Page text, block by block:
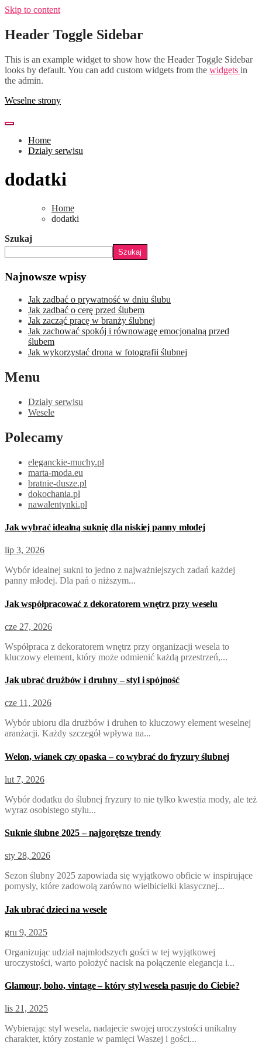
Skip to content
Header Toggle Sidebar
This is an example widget to show how the Header Toggle Sidebar
looks by default. You can add custom widgets from the widgets in
the admin.
Weselne strony
Home
Działy serwisu
dodatki
Home
dodatki
Szukaj
Szukaj
Najnowsze wpisy
Jak zadbać o prywatność w dniu ślubu
Jak zadbać o cerę przed ślubem
Jak zacząć pracę w branży ślubnej
Jak zachować spokój i równowagę emocjonalną przed
ślubem
Jak wykorzystać drona w fotografii ślubnej
Menu
Działy serwisu
Wesele
Polecamy
eleganckie-muchy.pl
marta-moda.eu
bratnie-dusze.pl
dokochania.pl
nawalentynki.pl
Jak wybrać idealną suknię dla niskiej panny młodej
lip 3, 2026
Wybór idealnej sukni to jedno z najważniejszych zadań każdej
panny młodej. Dla pań o niższym...
Jak współpracować z dekoratorem wnętrz przy weselu
cze 27, 2026
Współpraca z dekoratorem wnętrz przy organizacji wesela to
kluczowy element, który może odmienić każdą przestrzeń,...
Jak ubrać drużbów i druhny – styl i spójność
cze 11, 2026
Wybór ubioru dla drużbów i druhen to kluczowy element weselnej
aranżacji. Każdy szczegół wpływa na...
Welon, wianek czy opaska – co wybrać do fryzury ślubnej
lut 7, 2026
Wybór dodatku do ślubnej fryzury to nie tylko kwestia mody, ale też
wyraz osobistego stylu...
Suknie ślubne 2025 – najgorętsze trendy
sty 28, 2026
Sezon ślubny 2025 zapowiada się wyjątkowo obficie w inspirujące
pomysły, które zadowolą zarówno wielbicielki klasycznej...
Jak ubrać dzieci na wesele
gru 9, 2025
Organizując udział najmłodszych gości w tej wyjątkowej
uroczystości, warto położyć nacisk na połączenie elegancja i...
Glamour, boho, vintage – który styl wesela pasuje do Ciebie?
lis 21, 2025
Wybierając styl wesela, nadajecie swojej uroczystości unikalny
charakter, który zostanie w pamięci Waszej i gości...